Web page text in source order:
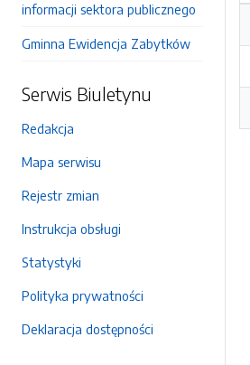
informacji sektora publicznego
Gminna Ewidencja Zabytków
Serwis Biuletynu
Redakcja
Mapa serwisu
Rejestr zmian
Instrukcja obsługi
Statystyki
Polityka prywatności
Deklaracja dostępności